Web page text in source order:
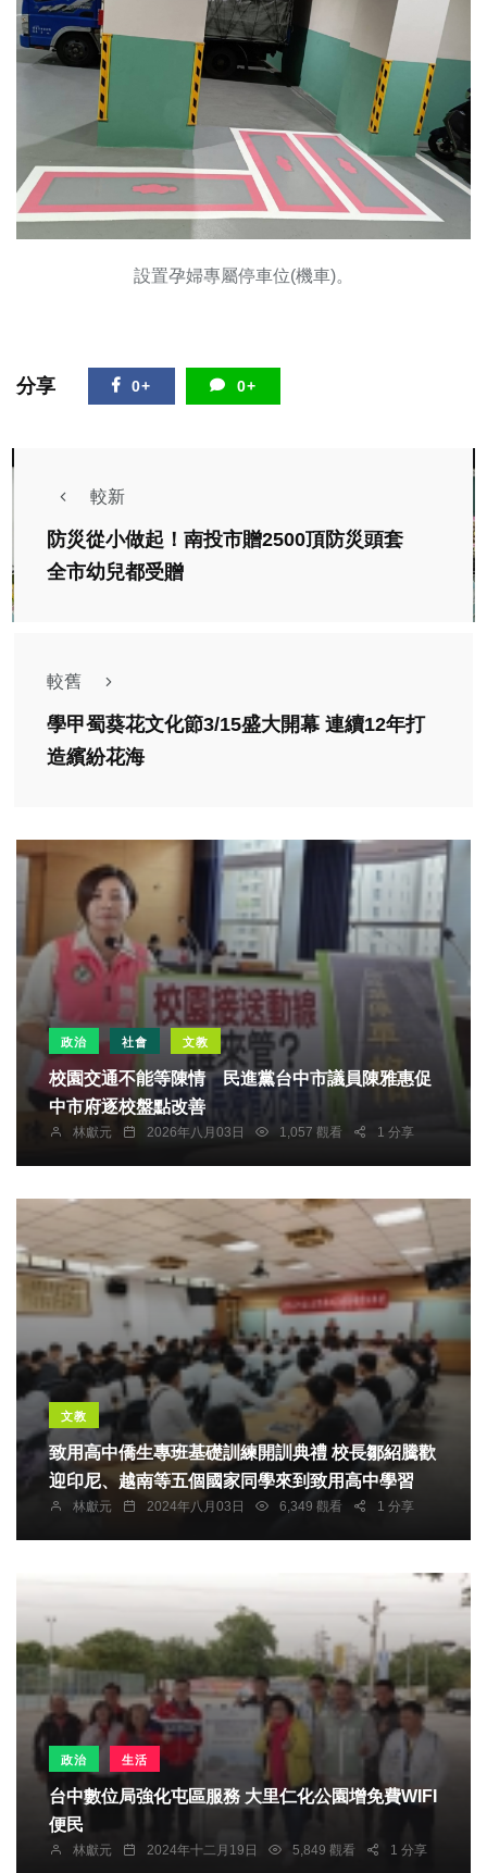
設置孕婦專屬停車位(機車)。
分享 0+ 0+
較新
防災從小做起！南投市贈2500頂防災頭套
全市幼兒都受贈
較舊
學甲蜀葵花文化節3/15盛大開幕 連續12年打
造繽紛花海
政治 社會 文教
校園交通不能等陳情 民進黨台中市議員陳雅惠促
中市府逐校盤點改善
林獻元 2026年八月03日 1,057 觀看 1 分享
文教
致用高中僑生專班基礎訓練開訓典禮 校長鄒紹騰歡
迎印尼、越南等五個國家同學來到致用高中學習
林獻元 2024年八月03日 6,349 觀看 1 分享
政治 生活
台中數位局強化屯區服務 大里仁化公園增免費WIFI
便民
林獻元 2024年十二月19日 5,849 觀看 1 分享